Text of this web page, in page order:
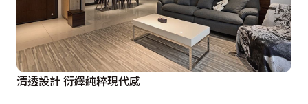
清透設計 衍繹純粹現代感